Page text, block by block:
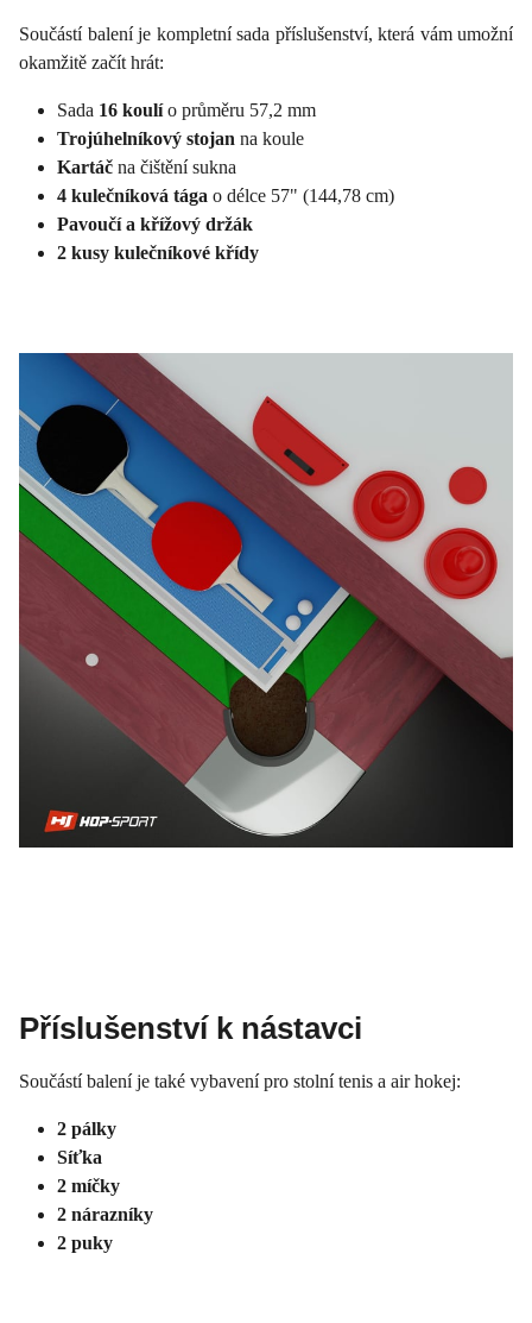
Součástí balení je kompletní sada příslušenství, která vám umožní
okamžitě začít hrát:
Sada 16 koulío průměru 57,2 mm
Trojúhelníkový stojan na koule
Kartáč na čištění sukna
4 kulečníková tága o délce 57" (144,78 cm)
Pavoučí a křížový držák
2 kusy kulečníkové křídy
Příslušenství k nástavci
Součástí balení je také vybavení pro stolní tenis a air hokej:
2 pálky
Síťka
2 míčky
2 nárazníky
2 puky